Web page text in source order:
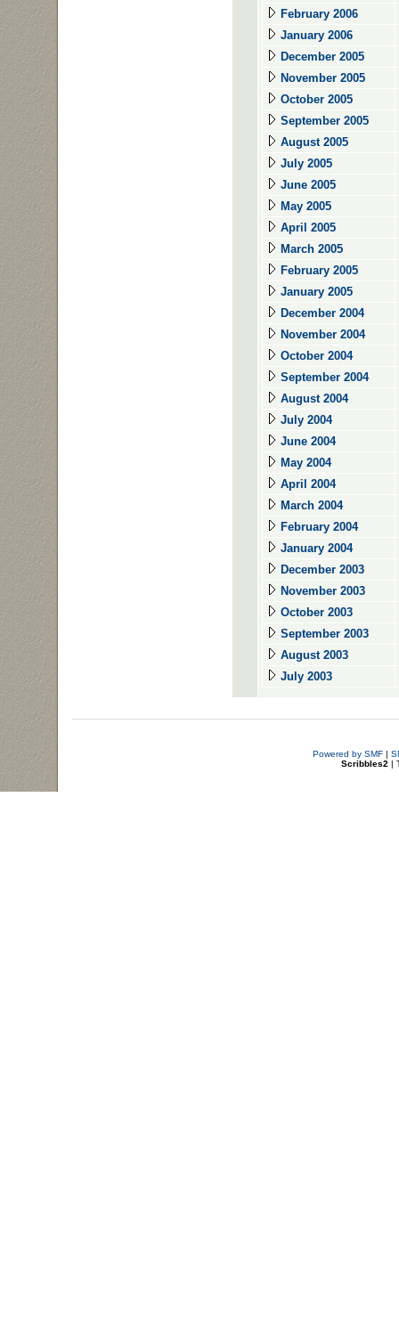
February 2006
January 2006
December 2005
November 2005
October 2005
September 2005
August 2005
July 2005
June 2005
May 2005
April 2005
March 2005
February 2005
January 2005
December 2004
November 2004
October 2004
September 2004
August 2004
July 2004
June 2004
May 2004
April 2004
March 2004
February 2004
January 2004
December 2003
November 2003
October 2003
September 2003
August 2003
July 2003
Powered by SMF|
Scribbles2 |